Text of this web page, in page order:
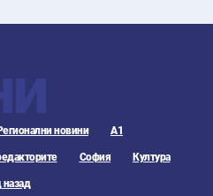
новини А1
София Култура
назад